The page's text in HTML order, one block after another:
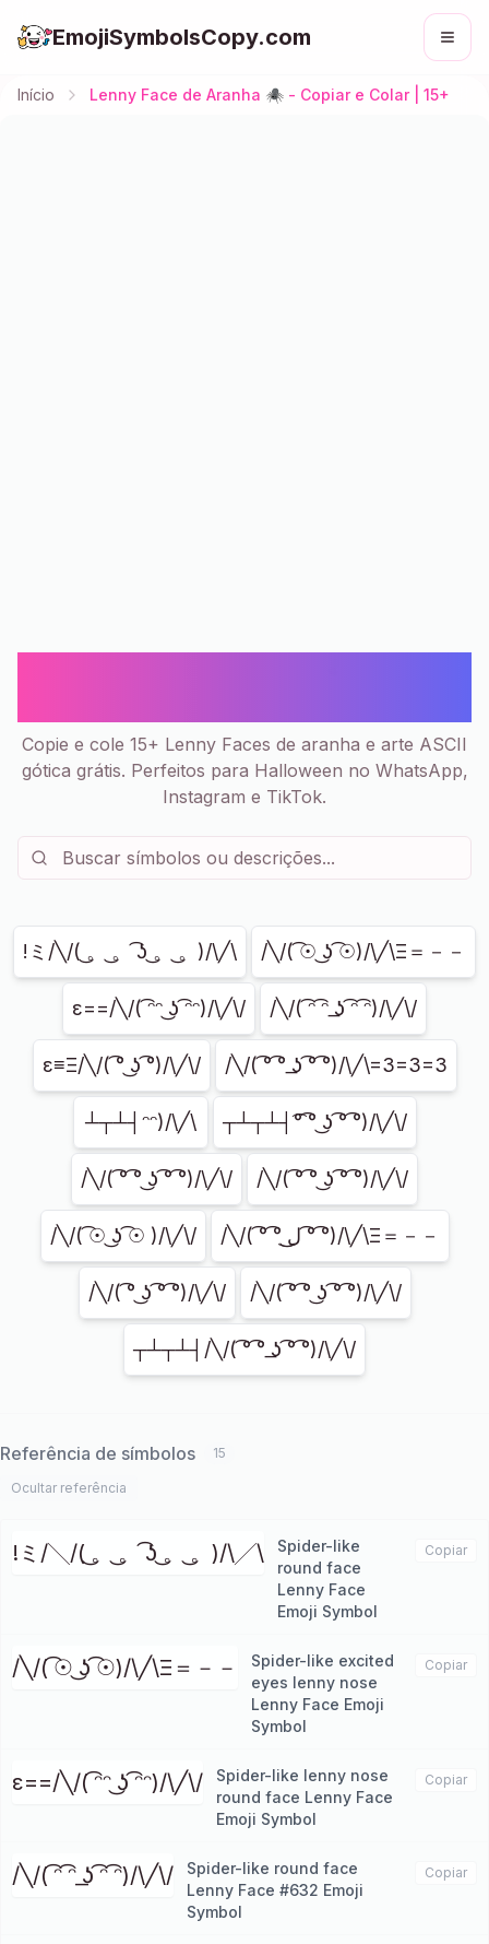
EmojiSymbolsCopy.com
Início Lenny Face de Aranha 🕷️ - Copiar e Colar | 15+
Copie e cole 15+ Lenny Faces de aranha e arte ASCII
gótica grátis. Perfeitos para Halloween no WhatsApp,
Instagram e TikTok.
Mostrando
!ミ/╲/( ͜。 ͜。 ͡ʖ ͜。 ͜。)/\╱\ /╲/( ͡☉ ͜ʖ ͡☉)/\╱\Ξ＝－－
ε==/╲/( ͡ᵔᵔ ͜ʖ ͡ᵔᵔ)/\╱\/ /╲/( ͡ᵔ ͡ᵔ ͟ʖ ͡ᵔ ͡ᵔ)/\╱\/
ε≡Ξ/╲/( ͡° ͜ʖ ͡°)/\╱\/ /╲/( ͡° ͡° ͟ʖ ͡° ͡°)/\╱\=3=3=3
┴┬┴┤ᵔᵔ)/\╱\ ┬┴┬┴┤͡° ͡° ͜ʖ ͡° ͡°)/\╱\/
/╲/( ͡° ͡° ͜ʖ ͡° ͡°)/\╱\/ /╲/( ͡° ͡° ͜ʖ ͡° ͡°)/\╱\/
/╲/( ͡☉ ͜ʖ ͡☉ )/\╱\/ /╲/( ͡° ͡° ͜ل͜ ͡° ͡°)/\╱\Ξ＝－－
/╲/( ͡° ͜ʖ ͡° ͡°)/\╱\/ /╲/( ͡° ͡° ͜ʖ ͡° ͡°)/\╱\/
┬┴┬┴┤/╲/( ͡° ͡° ͟ʖ ͡° ͡°)/\╱\/
Referência de símbolos 15
Ocultar referência
!ミ/╲/( ͜。 ͜。 ͡ʖ ͜。 ͜。)/\╱\
Spider-like
round face
Lenny Face
Emoji Symbol
Copiar
/╲/( ͡☉ ͜ʖ ͡☉)/\╱\Ξ＝－－
Spider-like excited
eyes lenny nose
Lenny Face Emoji
Symbol
Copiar
ε==/╲/( ͡ᵔᵔ ͜ʖ ͡ᵔᵔ)/\╱\/
Spider-like lenny nose
round face Lenny Face
Emoji Symbol
Copiar
/╲/( ͡ᵔ ͡ᵔ ͟ʖ ͡ᵔ ͡ᵔ)/\╱\/
Spider-like round face
Lenny Face #632 Emoji
Symbol
Copiar